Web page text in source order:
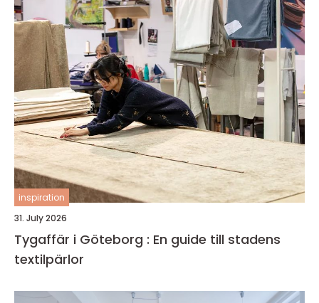
inspiration
31. July 2026
Tygaffär i Göteborg : En guide till stadens
textilpärlor